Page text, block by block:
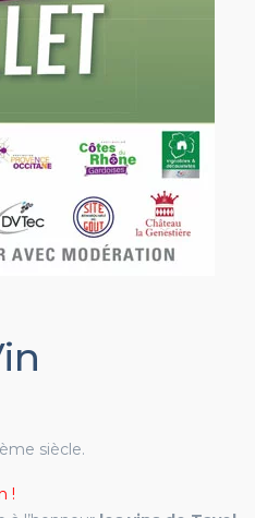
siècle.
!
18 - 20 SEPTEMBRE 2026
SALON DE LA
GASTRONOMIE AU